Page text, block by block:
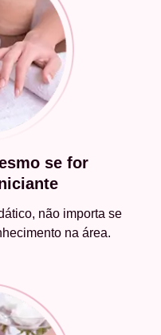
se for
não importa se
na área.